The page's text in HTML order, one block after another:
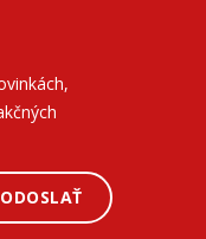
ODOSLAŤ